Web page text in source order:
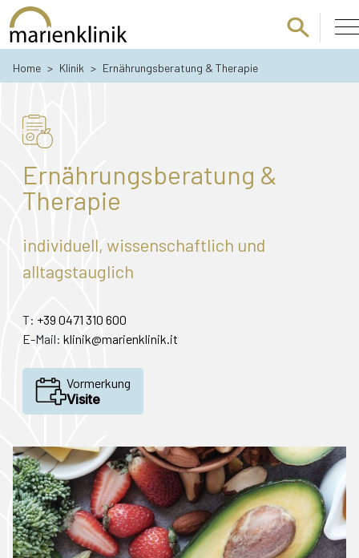
Zum Hauptinhalt springen
Home > Klinik > Ernährungsberatung & Therapie
Ernährungsberatung &
Therapie
individuell, wissenschaftlich und
alltagstauglich
T: +39 0471 310 600
E-Mail: klinik@marienklinik.it
Vormerkung
Visite